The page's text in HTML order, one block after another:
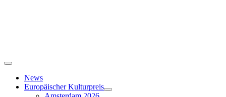
Toggle
NavigationNews
Europäischer Kulturpreis